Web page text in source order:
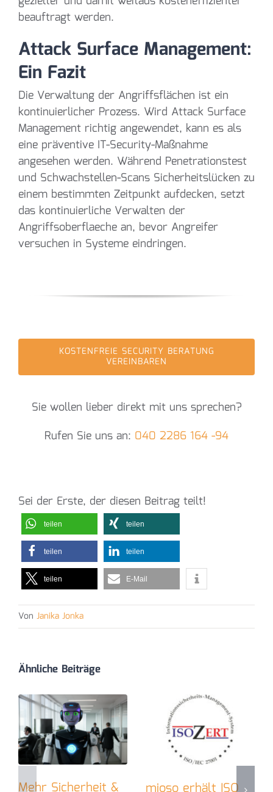
beauftragt werden.
Attack Surface Management:
Ein Fazit
Die Verwaltung der Angriffsflächen ist ein
kontinuierlicher Prozess. Wird Attack Surface
Management richtig angewendet, kann es als
eine präventive IT-Security-Maßnahme
angesehen werden. Während Penetrationstest
und Schwachstellen-Scans Sicherheitslücken zu
einem bestimmten Zeitpunkt aufdecken, setzt
das kontinuierliche Verwalten der
Angriffsoberflaeche an, bevor Angreifer
versuchen in Systeme eindringen.
KOSTENFREIE SECURITY BERATUNG
VEREINBAREN
Sie wollen lieber direkt mit uns sprechen?
Rufen Sie uns an: 040 2286 164 -94
Sei der Erste, der diesen Beitrag teilt!
teilen teilen
teilen teilen
teilen E-Mail
Von Janika Jonka
Ähnliche Beiträge
Mehr Sicherheit &